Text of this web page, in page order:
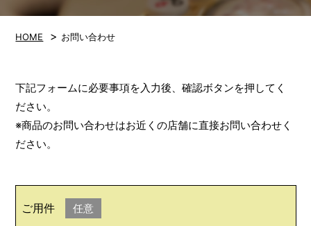
HOME > お問い合わせ
下記フォームに必要事項を入力後、確認ボタンを押してく
ださい。
※商品のお問い合わせはお近くの店舗に直接お問い合わせく
ださい。
ご用件 任意